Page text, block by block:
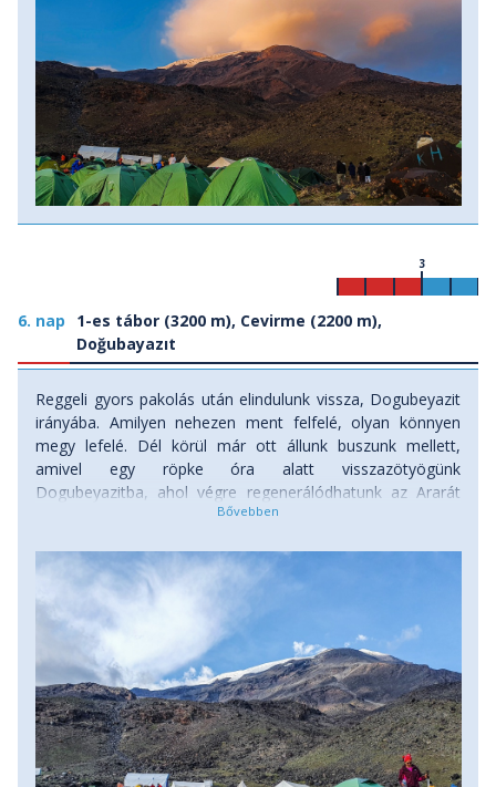
6. nap
1-es tábor (3200 m), Cevirme (2200 m),
Doğubayazıt
3
Reggeli gyors pakolás után elindulunk vissza, Dogubeyazit
irányába. Amilyen nehezen ment felfelé, olyan könnyen
megy lefelé. Dél körül már ott állunk buszunk mellett,
amivel egy röpke óra alatt visszazötyögünk
Dogubeyazitba, ahol végre regenerálódhatunk az Ararát
után. A délutáni órákban a közeli Ishak Pasa Szerájba
legértékesebb építészeti alkotása. Itt, az ősi Selyem-út
mentén építették fel ezt a palotát, amelynek gazdagságát
a kereskedelmi útvonal közelsége adta, és még
napjainkban is az Ezeregyéjszaka világát idézi. Menetidő: 3-
4 óra, szintkülönbség: 1000 méter le. Szállás: szálloda,
ellátás: reggeli a hegyen.